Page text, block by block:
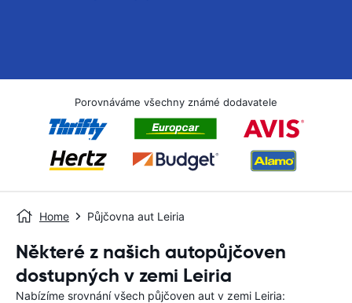
Porovnáváme všechny známé dodavatele
Home Půjčovna aut Leiria
Některé z našich autopůjčoven
dostupných v zemi Leiria
Nabízíme srovnání všech půjčoven aut v zemi Leiria: